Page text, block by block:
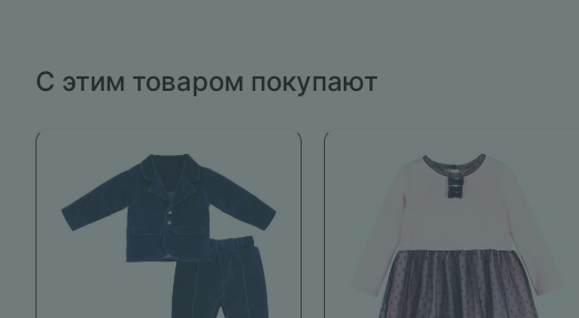
С этим товаром покупают